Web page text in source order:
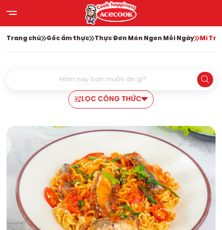
Trang chủ Gốc ẩm thực Thực Đơn Món Ngon Mỗi Ngày Mì
LỌC CÔNG THỨC